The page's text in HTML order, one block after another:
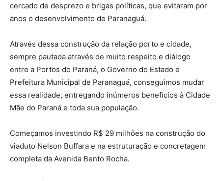
cercado de desprezo e brigas políticas, que evitaram por
anos o desenvolvimento de Paranaguá.
Através dessa construção da relação porto e cidade,
sempre pautada através de muito respeito e diálogo
entre a Portos do Paraná, o Governo do Estado e
Prefeitura Municipal de Paranaguá, conseguimos mudar
essa realidade, entregando inúmeros benefícios à Cidade
Mãe do Paraná e toda sua população.
Começamos investindo R$ 29 milhões na construção do
viaduto Nelson Buffara e na estruturação e concretagem
completa da Avenida Bento Rocha.